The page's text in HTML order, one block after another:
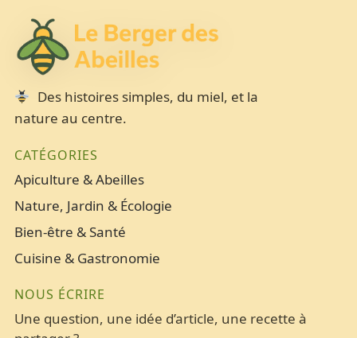
Des histoires simples, du miel, et la
nature au centre.
CATÉGORIES
Apiculture & Abeilles
Nature, Jardin & Écologie
Bien-être & Santé
Cuisine & Gastronomie
NOUS ÉCRIRE
Une question, une idée d’article, une recette à